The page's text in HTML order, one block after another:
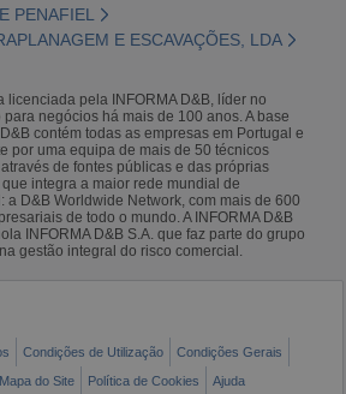
PENAFIEL
E ESCAVAÇÕES, LDA
licenciada pela INFORMA D&B, líder no
negócios há mais de 100 anos. A base
contém todas as empresas em Portugal e
por uma equipa de mais de 50 técnicos
de fontes públicas e das próprias
integra a maior rede mundial de
a D&B Worldwide Network, com mais de 600
de todo o mundo. A INFORMA D&B
INFORMA D&B S.A. que faz parte do grupo
gestão integral do risco comercial.
Condições de Utilização
Condições Gerais
Mapa do Site Política de Cookies Ajuda